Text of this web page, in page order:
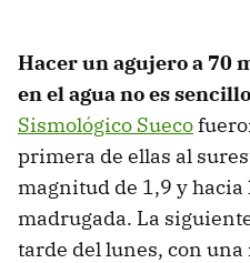
Hacer un agujero a 70
en el agua no es
Sismológico Sueco
primera de ellas al
magnitud de 1,9 y hacia
madrugada. La
tarde del lunes, con